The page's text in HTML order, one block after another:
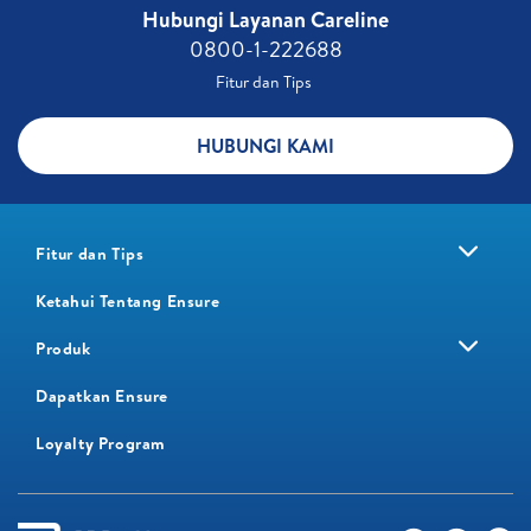
Hubungi Layanan Careline​
0800-1-222688​
Fitur dan Tips ​
HUBUNGI KAMI
Fitur dan Tips
Ketahui Tentang Ensure
Produk
Dapatkan Ensure
Loyalty Program​